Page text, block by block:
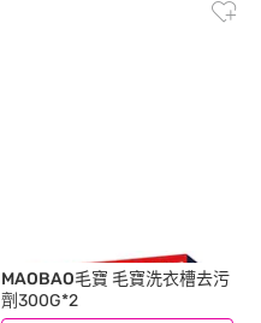
MAOBAO毛寶 毛寶洗衣槽去污
劑300G*2